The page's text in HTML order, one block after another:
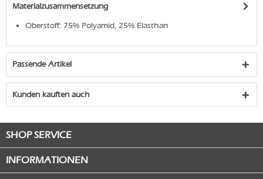
Materialzusammensetzung
Oberstoff: 75% Polyamid, 25% Elasthan
Passende Artikel
Kunden kauften auch
SHOP SERVICE
INFORMATIONEN